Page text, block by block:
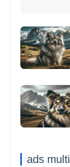
ads multi